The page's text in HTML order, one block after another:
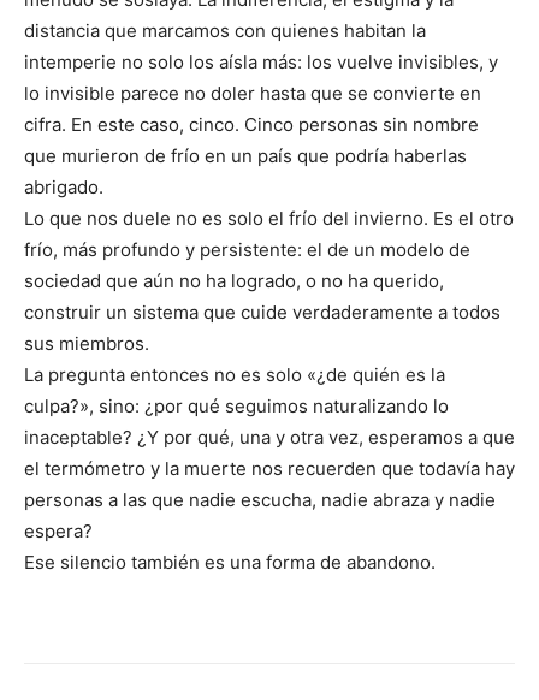
distancia que marcamos con quienes habitan la
intemperie no solo los aísla más: los vuelve invisibles, y
lo invisible parece no doler hasta que se convierte en
cifra. En este caso, cinco. Cinco personas sin nombre
que murieron de frío en un país que podría haberlas
abrigado.
Lo que nos duele no es solo el frío del invierno. Es el otro
frío, más profundo y persistente: el de un modelo de
sociedad que aún no ha logrado, o no ha querido,
construir un sistema que cuide verdaderamente a todos
sus miembros.
La pregunta entonces no es solo «¿de quién es la
culpa?», sino: ¿por qué seguimos naturalizando lo
inaceptable? ¿Y por qué, una y otra vez, esperamos a que
el termómetro y la muerte nos recuerden que todavía hay
personas a las que nadie escucha, nadie abraza y nadie
espera?
Ese silencio también es una forma de abandono.